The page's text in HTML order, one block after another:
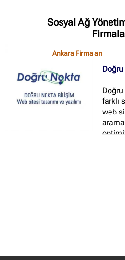
Sosyal Ağ
Ankara Firmaları
Doğru
Doğru
farklı
web
İstanbul